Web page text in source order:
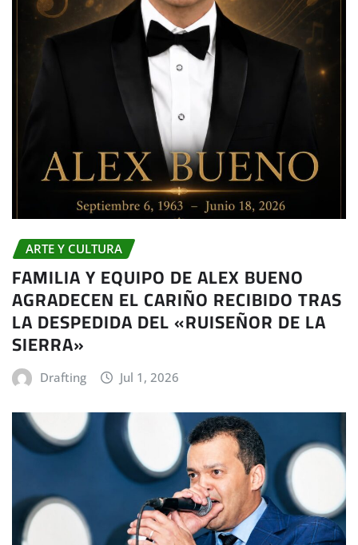
ARTE Y CULTURA
FAMILIA Y EQUIPO DE ALEX BUENO
AGRADECEN EL CARIÑO RECIBIDO TRAS
LA DESPEDIDA DEL «RUISEÑOR DE LA
SIERRA»
Drafting Jul 1, 2026